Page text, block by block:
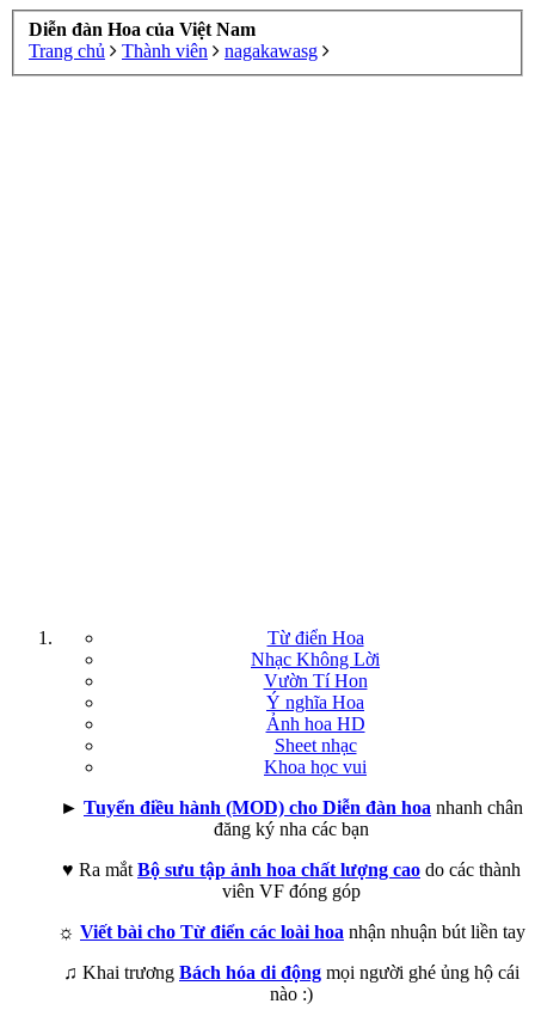
Diễn đàn Hoa của Việt Nam
Trang chủ
Thành viên nagakawasg
Từ điển Hoa
Nhạc Không Lời
Vườn Tí Hon
Ý nghĩa Hoa
Ảnh hoa HD
Sheet nhạc
Khoa học vui
► Tuyển điều hành (MOD) cho Diễn đàn hoa nhanh chân
đăng ký nha các bạn
♥ Ra mắt Bộ sưu tập ảnh hoa chất lượng cao do các thành
viên VF đóng góp
☼ Viết bài cho Từ điển các loài hoa nhận nhuận bút liền tay
♫ Khai trương Bách hóa di động mọi người ghé ủng hộ cái
nào :)